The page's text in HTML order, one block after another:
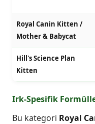
Royal Canin Kitten /
Mother & Babycat
Hill's Science Plan
Kitten
Irk-Spesifik
Bu kategori Royal